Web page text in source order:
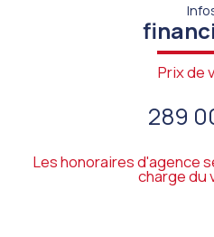
Prix de
289
Les honoraires d'agence
charge du